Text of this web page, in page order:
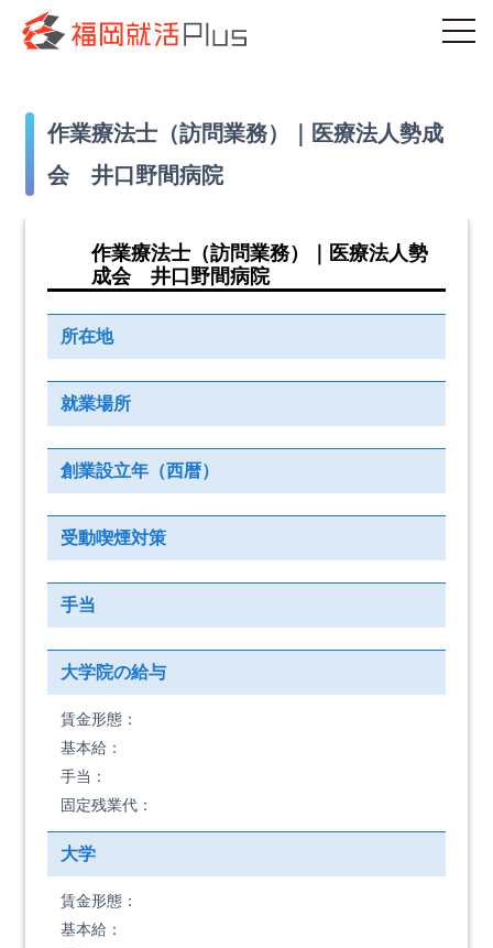
作業療法士（訪問業務）｜医療法人勢成
会 井口野間病院
作業療法士（訪問業務）｜医療法人勢
成会 井口野間病院
所在地
就業場所
創業設立年（西暦）
受動喫煙対策
手当
大学院の給与
賃金形態：
基本給：
手当：
固定残業代：
大学
賃金形態：
基本給：